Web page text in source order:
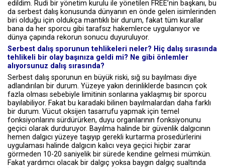
edildim. Rudi bir yönetim kurulu ile yönetilen FREE’nin başkanı, bu
da serbest dalış konusunda dünyanın en önde gelen isimlerinden
biri olduğu için oldukça mantıklı bir durum, fakat tüm kurallar
bana da her sporcu gibi tarafsız hakemlerce uygulanıyor ve
dünya çapında rekorun sonucu duyuruluyor.
Serbest dalış sporunun tehlikeleri neler? Hiç dalış sırasında
tehlikeli bir olay başınıza geldi mi? Ne gibi önlemler
alıyorsunuz dalış sırasında?
Serbest dalış sporunun en büyük riski, sığ su bayılması diye
adlandırılan bir durum. Yüzeye yakın derinliklerde basıncın çok
fazla olması sebebiyle limitinin sonlarına yaklaşmış bir sporcu
bayılabiliyor. Fakat bu karadaki bilinen bayılmalardan daha farklı
bir durum. Vücut oksijen tasarrufu yapmak için temel
fonksiyonlarını sürdürürken, duyu organlarının fonksiyonunu
geçici olarak durduruyor. Bayılma halinde bir güvenlik dalgıcının
hemen dalgıcı yüzeye taşıyıp gerekli kurtarma prosedürlerini
uygulaması halinde dalgıcın kalıcı veya geçici hiçbir zarar
görmeden 10-20 saniyelik bir sürede kendine gelmesi mümkün.
Fakat yardımcı olacak bir dalgıç yoksa baygın dalgıç sualtında